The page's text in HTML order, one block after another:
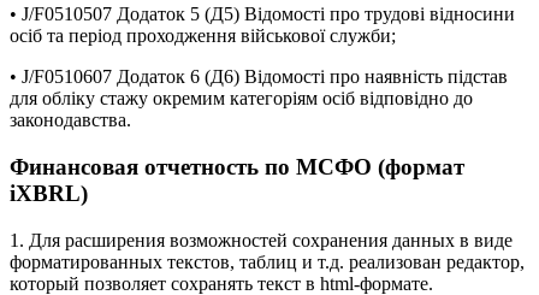
• J/F0510507 Додаток 5 (Д5) Відомості про трудові відносини
осіб та період проходження військової служби;
• J/F0510607 Додаток 6 (Д6) Відомості про наявність підстав
для обліку стажу окремим категоріям осіб відповідно до
законодавства.
Финансовая отчетность по МСФО (формат
iXBRL)
1. Для расширения возможностей сохранения данных в виде
форматированных текстов, таблиц и т.д. реализован редактор,
который позволяет сохранять текст в html-формате.